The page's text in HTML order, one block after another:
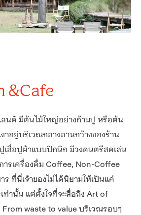
&Cafe
นด์ มีต้นไม้ใหญ่อย่างก้ามปู หรือต้น
าอยู่บริเวณกลางลานกว้างของร้าน
สื่อปูผ้าแบบปิกนิก มีวงดนตรีสดเล่น
รเครื่องดื่ม Coffee, Non-Coffee
ร ที่นี่เจ้าของไม่ได้นิยามให้เป็นแค่
ท่านั้น แต่ตั้งใจที่จะสื่อถึง Art of
waste to value บริเวณรอบๆ